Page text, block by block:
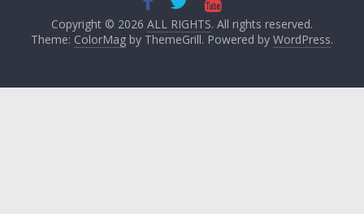
Copyright © 2026 ALL RIGHTS. All rights reserved.
Theme: ColorMagby ThemeGrill. Powered by WordPress.